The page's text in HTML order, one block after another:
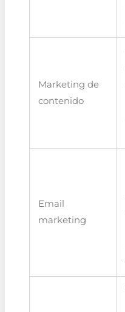
Marketing de
contenido
Email
marketing